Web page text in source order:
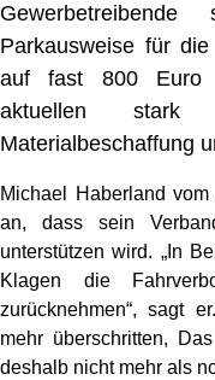
Parkausweise für
auf fast 800 Euro
aktuellen stark
Materialbeschaffung
Michael Haberland vom
an, dass sein
unterstützen wird. „In
Klagen die
zurücknehmen“, sagt
mehr überschritten,
deshalb nicht mehr als